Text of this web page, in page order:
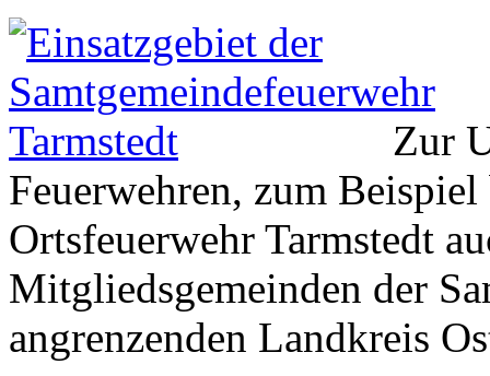
Zur
Feuerwehren, zum
Ortsfeuerwehr Tarmstedt
Mitgliedsgemeinden der
angrenzenden Landkreis